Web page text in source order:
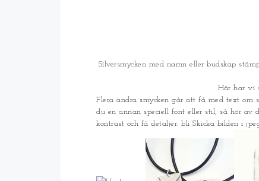
Silversmycken med namn eller budskap
Här har vi
Flera andra smycken går att få med text om
du en annan speciell font eller stil, så hör av
kontrast och få detaljer. bli Skicka bilden i